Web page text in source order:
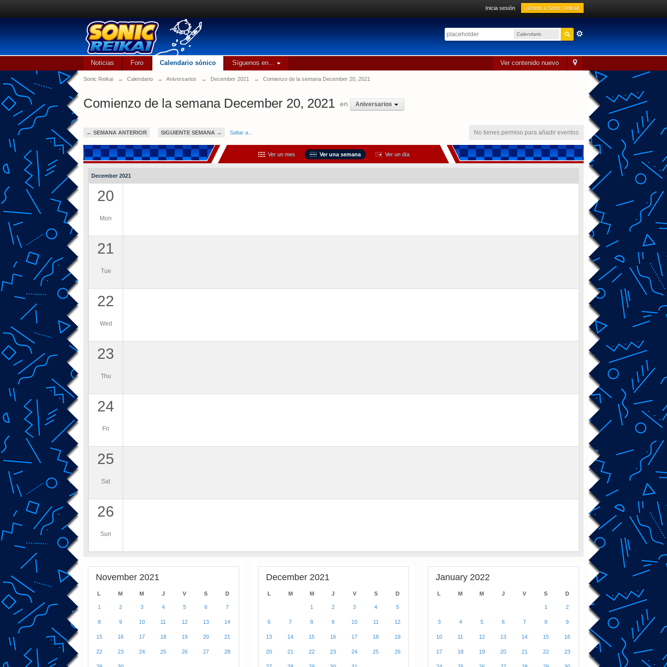
Inicia sesión ¡Únete a Sonic Reikai!
Calendario
sónico
Ver contenido nuevo
Noticias Foro Calendario sónico Síguenos en...
Sonic Reikai → Calendario → Aniversarios → December 2021 → Comienzo de la semana December 20, 2021
Comienzo de la semana December 20, 2021 en Aniversarios
← SEMANA ANTERIOR SIGUIENTE SEMANA → Saltar a... No tienes permiso para añadir eventos
Ver un mes Ver una semana Ver un día
December 2021
20
Mon
21
Tue
22
Wed
23
Thu
24
Fri
25
Sat
26
Sun
November 2021
L M M J V S D
1 2 3 4 5 6 7
8 9 10 11 12 13 14
15 16 17 18 19 20 21
22 23 24 25 26 27 28
December 2021
L M M J V S D
1 2 3 4 5
6 7 8 9 10 11 12
13 14 15 16 17 18 19
20 21 22 23 24 25 26
January 2022
L M M J V S D
1 2
3 4 5 6 7 8 9
10 11 12 13 14 15 16
17 18 19 20 21 22 23